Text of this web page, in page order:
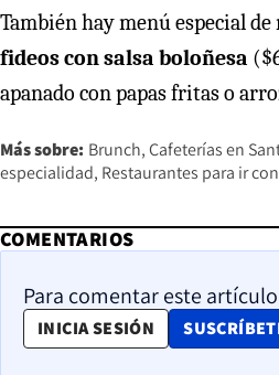
También hay menú especial
fideos con salsa boloñesa
apanado con papas fritas o
Más sobre: Brunch Cafeterías en
especialidad Restaurantes para ir
COMENTARIOS
Para comentar este
INICIA SESIÓN OPENS IN